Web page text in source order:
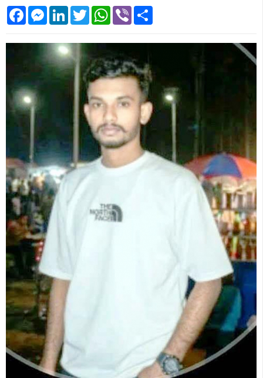
FacebookMessenger
LinkedInTwitterWhatsApp
Viber